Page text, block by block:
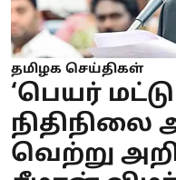
தமிழக செய்திகள்
‘பெயர்
நிதிநிலை
வெற்று